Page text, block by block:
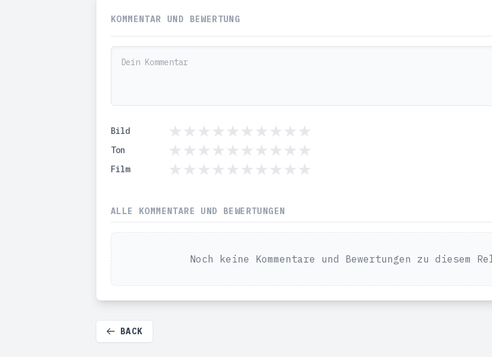
KOMMENTAR UND BEWERTUNG
Bild
Ton
Film
ALLE KOMMENTARE UND BEWERTUNGEN
Noch keine Kommentare und Bewertungen zu diesem
BACK